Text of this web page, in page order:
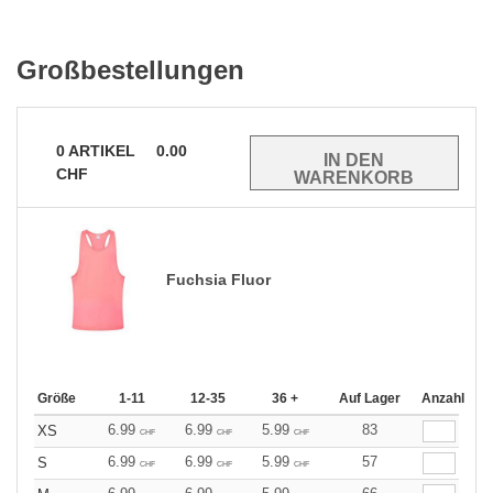
Großbestellungen
0ARTIKEL
0.00
CHF
Fuchsia Fluor
Größe 1-11 12-35 36 + Auf Lager Anzahl
XS 6.99 CHF 6.99 CHF 5.99 CHF
83
S
6.99 CHF 6.99 CHF 5.99 CHF
57